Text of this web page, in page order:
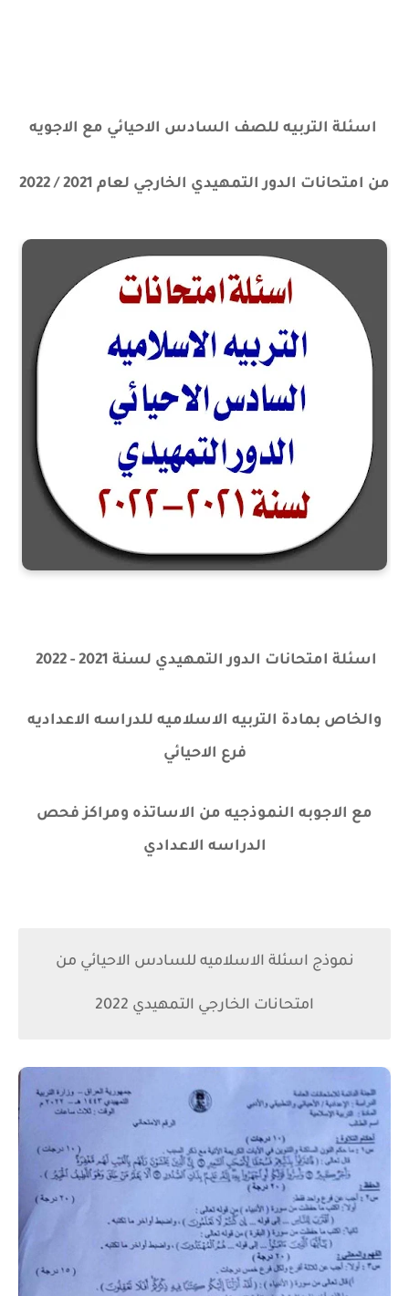
اسئلة التربيه للصف السادس الاحيائي مع الاجويه
من امتحانات الدور التمهيدي الخارجي لعام 2021 / 2022
اسئلة امتحانات الدور التمهيدي لسنة 2021 - 2022
والخاص بمادة التربيه الاسلاميه للدراسه الاعداديه
فرع الاحيائي
مع الاجوبه النموذجيه من الاساتذه ومراكز فحص
الدراسه الاعدادي
نموذج اسئلة الاسلاميه للسادس الاحيائي من
امتحانات الخارجي التمهيدي 2022